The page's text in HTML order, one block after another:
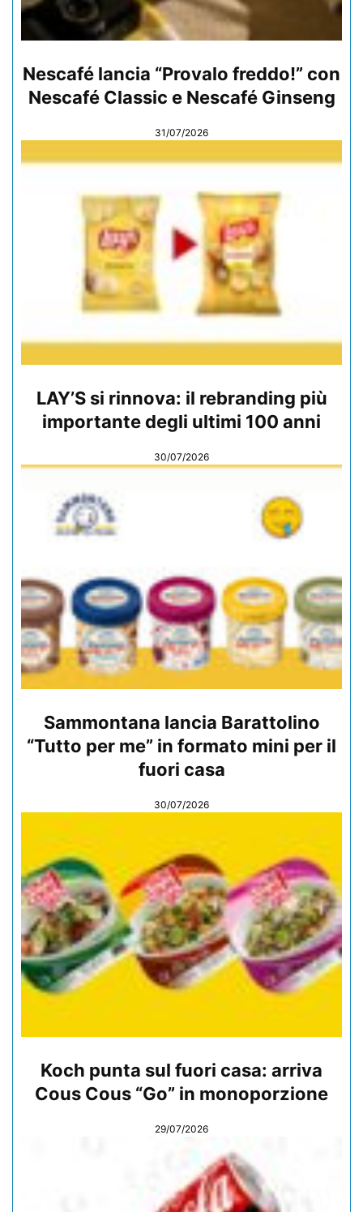
Nescafé lancia “Provalo freddo!” con
Nescafé Classic e Nescafé Ginseng
31/07/2026
LAY’S si rinnova: il rebranding più
importante degli ultimi 100 anni
30/07/2026
Sammontana lancia Barattolino
“Tutto per me” in formato mini per il
fuori casa
30/07/2026
Koch punta sul fuori casa: arriva
Cous Cous “Go” in monoporzione
29/07/2026